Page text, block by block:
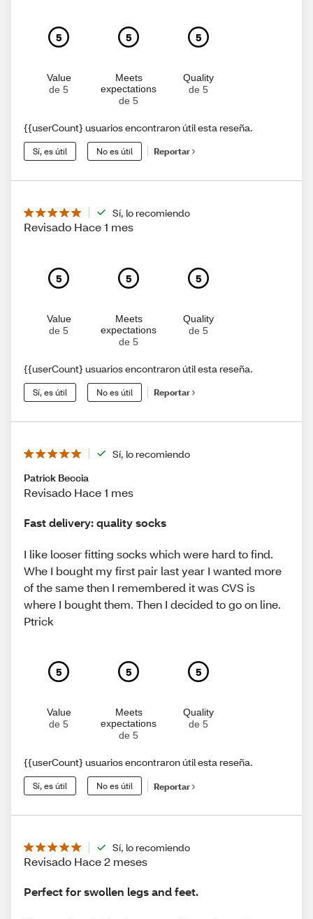
5
Value
de 5
5
Meets
expectations
de 5
5
Quality
de 5
{{userCount} usuarios encontraron útil esta reseña.
Sí, es útil No es útil Reportar
Sí, lo recomiendo
Revisado Hace 1 mes
5
Value
de 5
5
Meets
expectations
de 5
5
Quality
de 5
{{userCount} usuarios encontraron útil esta reseña.
Sí, es útil No es útil Reportar
Sí, lo recomiendo
Patrick Beccia
Revisado Hace 1 mes
Fast delivery: quality socks
I like looser fitting socks which were hard to find.
Whe I bought my first pair last year I wanted more
of the same then I remembered it was CVS is
where I bought them. Then I decided to go on line.
Ptrick
5
Value
de 5
5
Meets
expectations
de 5
5
Quality
de 5
{{userCount} usuarios encontraron útil esta reseña.
Sí, es útil No es útil Reportar
Sí, lo recomiendo
Revisado Hace 2 meses
Perfect for swollen legs and feet.